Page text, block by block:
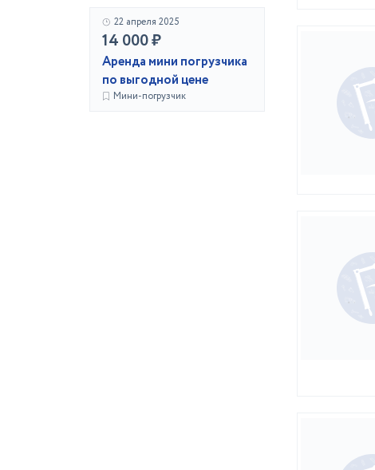
22 апреля 2025
14 000 ₽
Аренда мини погрузчика
по выгодной цене
Мини-погрузчик